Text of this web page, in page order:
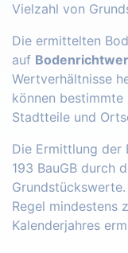
Vielzahl von
Die ermittelten
auf
Wertverhältnisse
können
Stadtteile und
Die Ermittlung
193 BauGB durch
Regel mindestens
Kalenderjahres